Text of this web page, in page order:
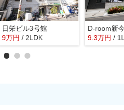
日栄ビル3号館
9万円 / 2LDK
D-room新
9.3万円 /